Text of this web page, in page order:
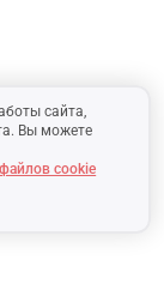
сайта,
Вы можете
cookie